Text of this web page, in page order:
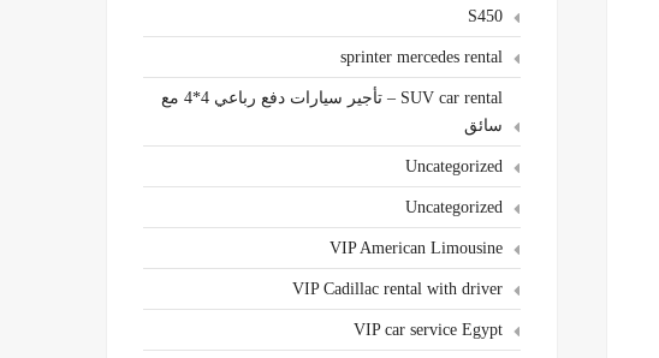
S450
sprinter mercedes rental
SUV car rental – تأجير سيارات دفع رباعي 4*4 مع
سائق
Uncategorized
Uncategorized
VIP American Limousine
VIP Cadillac rental with driver
VIP car service Egypt